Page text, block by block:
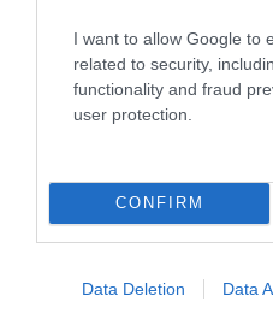
I want to allow Google to
related to security,
functionality and fraud
user protection.
CONFIRM
Data Deletion Data
14,96 €